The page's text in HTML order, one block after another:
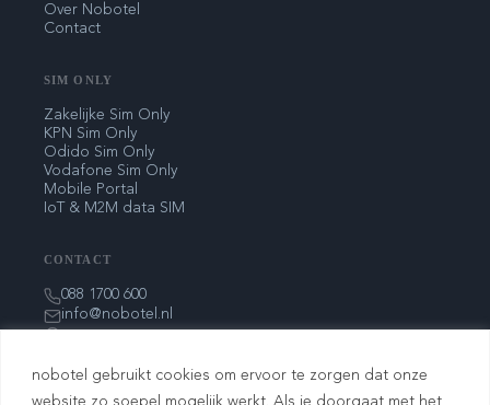
nobotel gebruikt cookies om ervoor te zorgen dat onze
website zo soepel mogelijk werkt. Als je doorgaat met het
Over Nobotel
Contact
SIM ONLY
Zakelijke Sim Only
KPN Sim Only
Odido Sim Only
Vodafone Sim Only
Mobile Portal
IoT & M2M data SIM
CONTACT
088 1700 600
info@nobotel.nl
Nederland